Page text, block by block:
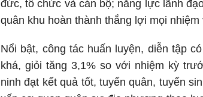
đức, tổ chức và cán bộ; năng lực lãnh
quân khu hoàn thành thắng lợi mọi
Nổi bật, công tác huấn luyện, diễn tập
khá, giỏi tăng 3,1% so với nhiệm kỳ
ninh đạt kết quả tốt, tuyển quân, tuyển